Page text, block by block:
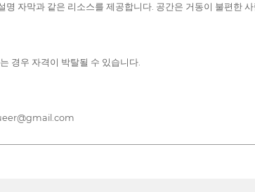
자막과 같은 리소스를 제공합니다. 공간은 거동이 불편한
경우 자격이 박탈될 수 있습니다.